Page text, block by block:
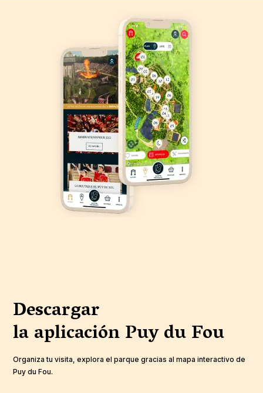
Descargar
la aplicaciónPuy du Fou
Organiza tu visita, explora el parque gracias al mapa interactivo de
Puy du Fou.